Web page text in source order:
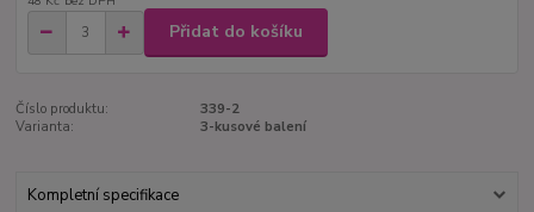
Přidat do košíku
Číslo produktu:
339-2
Varianta:
3-kusové balení
Kompletní specifikace